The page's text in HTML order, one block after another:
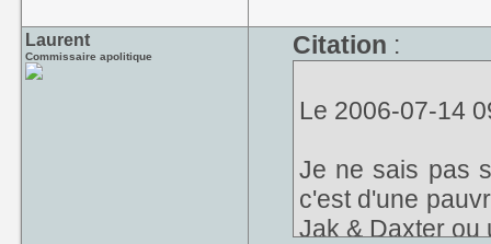
Nintendo.
According to
is creation six
releases from
Tiger Woods
Laurent
Commissaire apolitique Citation :
Le 2006-07-14
Je ne sais pas
c'est d'une
Jak & Daxter ou